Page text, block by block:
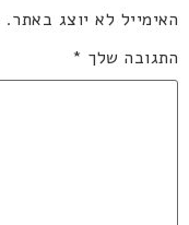
האימייל לא יוצג באתר.
התגובה שלך *